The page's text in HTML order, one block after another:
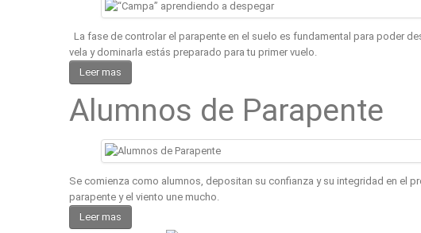
La fase de controlar el parapente en el suelo es fundamental para poder
vela y dominarla estás preparado para tu primer vuelo.
Leer mas
Alumnos de Parapente
Se comienza como alumnos, depositan su confianza y su integridad en el
parapente y el viento une mucho.
Leer mas